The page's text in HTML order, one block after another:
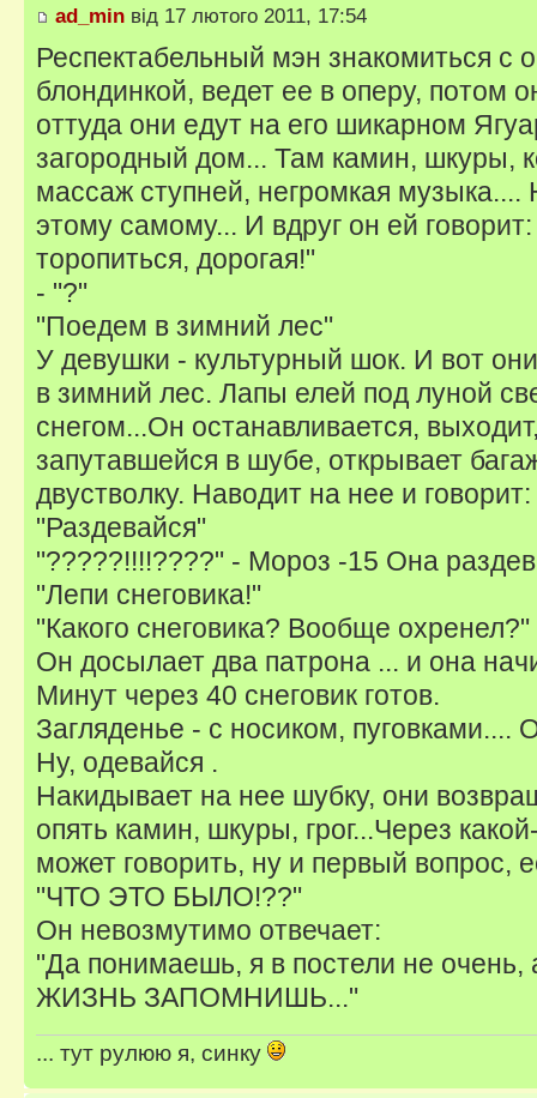
ad_min від 17 лютого 2011, 17:54
Респектабельный мэн знакомиться с
блондинкой, ведет ее в оперу, потом
оттуда они едут на его шикарном
загородный дом... Там камин, шкуры,
массаж ступней, негромкая музыка....
этому самому... И вдруг он ей
торопиться, дорогая!"
- "?"
"Поедем в зимний лес"
У девушки - культурный шок. И вот
в зимний лес. Лапы елей под луной
снегом...Он останавливается,
запутавшейся в шубе, открывает
двустволку. Наводит на нее и говорит:
"Раздевайся"
"?????!!!!????" - Мороз -15 Она
"Лепи снеговика!"
"Какого снеговика? Вообще охренел?"
Он досылает два патрона ... и она
Минут через 40 снеговик готов.
Загляденье - с носиком, пуговками....
Ну, одевайся .
Накидывает на нее шубку, они
опять камин, шкуры, грог...Через
может говорить, ну и первый вопрос,
"ЧТО ЭТО БЫЛО!??"
Он невозмутимо отвечает:
"Да понимаешь, я в постели не
ЖИЗНЬ ЗАПОМНИШЬ..."
... тут рулюю я, синку